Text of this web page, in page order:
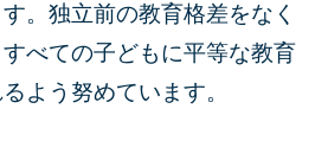
。独立前の教育格差をなく
べての子どもに平等な教育
よう努めています。